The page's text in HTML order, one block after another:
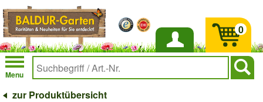
Anmelden
Menu
0
zur Produktübersicht